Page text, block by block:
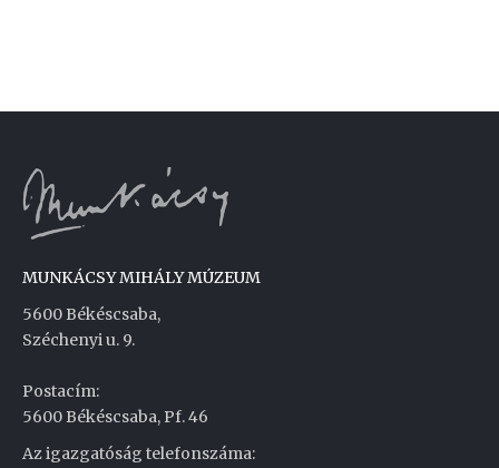
MUNKÁCSY MIHÁLY MÚZEUM
5600 Békéscsaba,
Széchenyi u. 9.
Postacím:
5600 Békéscsaba, Pf. 46
Az igazgatóság telefonszáma: